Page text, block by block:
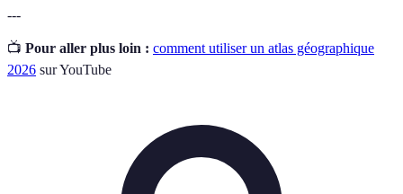
---
📺 Pour aller plus loin : comment utiliser un atlas géographique
2026 sur YouTube